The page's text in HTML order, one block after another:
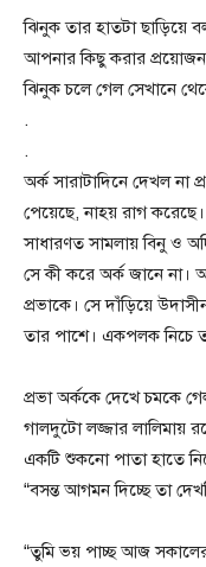
ঝিনুক তার হাতটা
আপনার কিছু করার
ঝিনুক চলে গেল সেখানে
.
.
অর্ক সারাটাদিনে দেখল
পেয়েছে, নাহয় রাগ
সাধারণত সামলায় বিনু ও
সে কী করে অর্ক জানে না।
প্রভাকে। সে দাঁড়িয়ে
তার পাশে। একপলক নিচে
প্রভা অর্ককে দেখে চমকে
গালদুটো লজ্জার লালিমায়
একটি শুকনো পাতা হাতে
“বসন্ত আগমন দিচ্ছে তা
“তুমি ভয় পাচ্ছ আজ